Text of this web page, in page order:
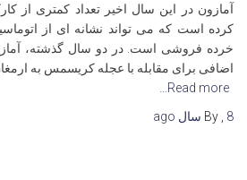
آمازون در این سال اخیر تعداد کمتری از
کرده است که می تواند نشانه ای از
اضافی برای مقابله با عجله کریسمس به
Read more…
By
8 سال